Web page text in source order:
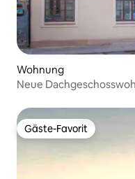
Wohnung
Neue
Gäste-Favorit
Gäste-Favorit